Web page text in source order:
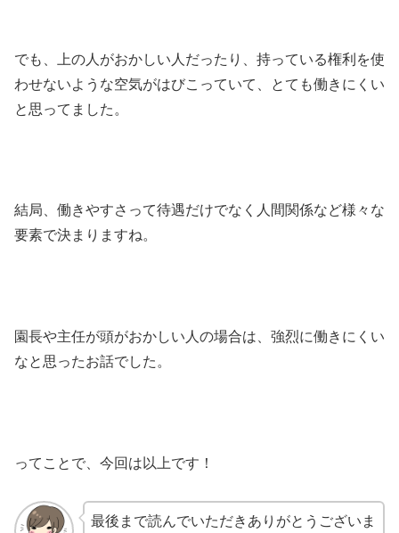
でも、上の人がおかしい人だったり、持っている権利を使
わせないような空気がはびこっていて、とても働きにくい
と思ってました。
結局、働きやすさって待遇だけでなく人間関係など様々な
要素で決まりますね。
園長や主任が頭がおかしい人の場合は、強烈に働きにくい
なと思ったお話でした。
ってことで、今回は以上です！
最後まで読んでいただきありがとうございま